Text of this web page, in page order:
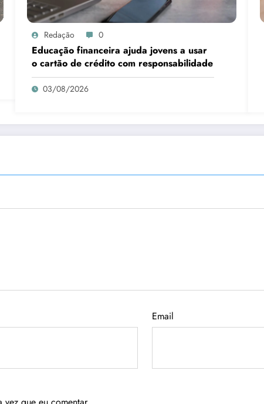
Redação 0
Educação financeira ajuda jovens a usar
o cartão de crédito com responsabilidade
03/08/2026
Email